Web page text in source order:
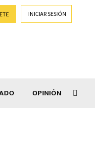
INICIAR SESIÓN
OPINIÓN